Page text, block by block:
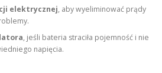
elektrycznej, aby wyeliminować prądy
, jeśli bateria straciła pojemność i nie
napięcia.